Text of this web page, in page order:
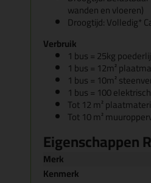
wanden en vloeren)
Droogtijd: Volledig*
Verbruik
1 bus = 25kg
1 bus = 12m²
1 bus = 10m²
1 bus = 100
Tot 12 m²
Tot 10 m²
Eigenschappen
Merk
Kenmerk